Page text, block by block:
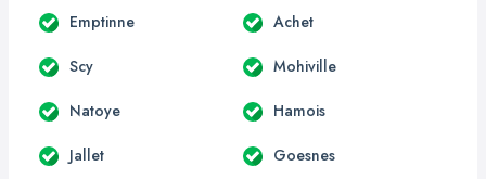
Emptinne Achet
Scy Mohiville
Natoye Hamois
Jallet Goesnes